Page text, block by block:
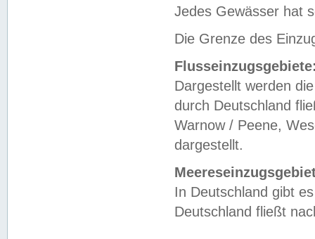
Jedes Gewässer hat
Die Grenze des
Dargestellt werden
durch Deutschland
Warnow / Peene,
dargestellt.
In Deutschland gibt
Deutschland fließt